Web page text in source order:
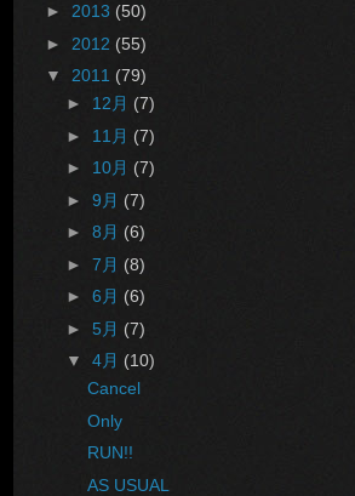
► 2013 (50)
► 2012 (55)
▼ 2011 (79)
► 12月 (7)
► 11月 (7)
► 10月 (7)
► 9月 (7)
► 8月 (6)
► 7月 (8)
► 6月 (6)
► 5月 (7)
▼ 4月 (10)
Cancel
Only
RUN!!
AS USUAL